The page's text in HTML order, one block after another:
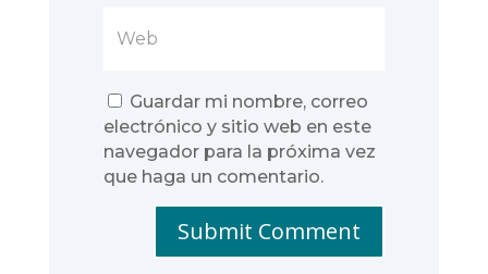
Guardar mi nombre, correo
electrónico y sitio web en este
navegador para la próxima vez
que haga un comentario.
Submit Comment